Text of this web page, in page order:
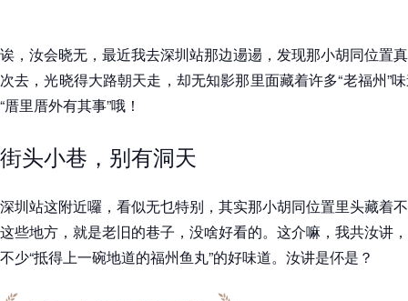
诶，汝会晓无，最近我去深圳站那边逿逿，发现那小胡同位置
次去，光晓得大路朝天走，却无知影那里面藏着许多“老福州”
“厝里厝外有其事”哦！
街头小巷，别有洞天
深圳站这附近囉，看似无乜特别，其实那小胡同位置里头藏着
这些地方，就是老旧的巷子，没啥好看的。这介嘛，我共汝讲
不少“抵得上一碗地道的福州鱼丸”的好味道。汝讲是伓是？